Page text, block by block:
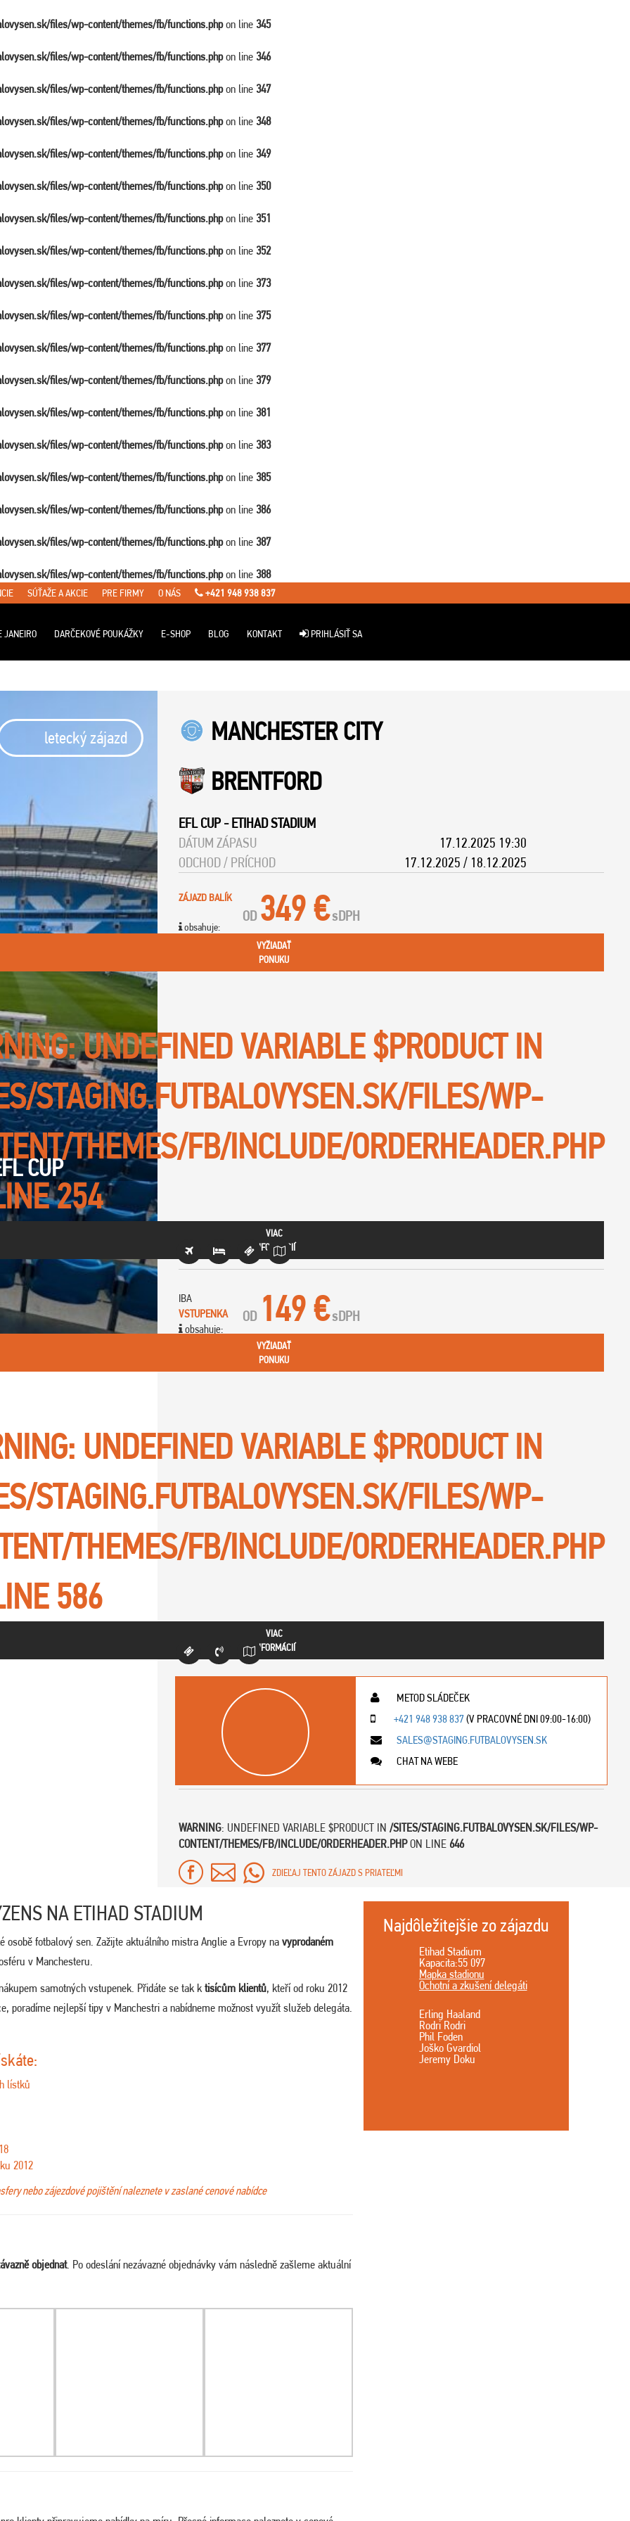
files/wp-content/themes/fb/functions.phpon line 345
files/wp-content/themes/fb/functions.phpon line 346
files/wp-content/themes/fb/functions.phpon line 347
files/wp-content/themes/fb/functions.phpon line 348
files/wp-content/themes/fb/functions.phpon line 349
files/wp-content/themes/fb/functions.phpon line 350
files/wp-content/themes/fb/functions.phpon line 351
files/wp-content/themes/fb/functions.phpon line 352
files/wp-content/themes/fb/functions.phpon line 373
files/wp-content/themes/fb/functions.phpon line 375
files/wp-content/themes/fb/functions.phpon line 377
files/wp-content/themes/fb/functions.phpon line 379
files/wp-content/themes/fb/functions.phpon line 381
files/wp-content/themes/fb/functions.phpon line 383
files/wp-content/themes/fb/functions.phpon line 385
files/wp-content/themes/fb/functions.phpon line 386
files/wp-content/themes/fb/functions.phpon line 387
files/wp-content/themes/fb/functions.phpon line 388
SÚŤAŽE A AKCIE PRE FIRMY O NÁS +421 948 938 837
JANEIRO DARČEKOVÉ POUKÁŽKY E-SHOP BLOG KONTAKT PRIHLÁSIŤ SA
files/wp-content/themes/fb/single-travel.phpon line 7
letecký zájazd
CUP
MANCHESTER CITY
BRENTFORD
EFL CUP-ETIHAD STADIUM
DÁTUM ZÁPASU
17.12.2025 19:30
ODCHOD / PRÍCHOD
17.12.2025 / 18.12.2025
ZÁJAZD BALÍK
obsahuje:
OD 349 € sDPH
VYŽIADAŤ
PONUKU
: UNDEFINED VARIABLE $PRODUCT IN
STAGING.FUTBALOVYSEN.SK/FILES/WP-
THEMES/FB/INCLUDE/ORDERHEADER.PHP
254
VIAC
INFORMÁCIÍ
IBA
VSTUPENKA
obsahuje:
OD 149 € sDPH
VYŽIADAŤ
PONUKU
: UNDEFINED VARIABLE $PRODUCT IN
STAGING.FUTBALOVYSEN.SK/FILES/WP-
THEMES/FB/INCLUDE/ORDERHEADER.PHP
586
VIAC
INFORMÁCIÍ
METOD SLÁDEČEK
+421 948 938 837(V PRACOVNÉ DNI 09:00-16:00)
SALES@STAGING.FUTBALOVYSEN.SK
CHAT NA WEBE
WARNING: UNDEFINED VARIABLE $PRODUCT IN /SITES/STAGING.FUTBALOVYSEN.SK/FILES/WP-
CONTENT/THEMES/FB/INCLUDE/ORDERHEADER.PHPON LINE 646
ZDIEĽAJ TENTO ZÁJAZD S PRIATEĽMI
NA ETIHAD STADIUM
fotbalový sen. Zažijte aktuálního mistra Anglie a Evropy na vyprodaném
v Manchesteru.
samotných vstupenek. Přidáte se tak ktisícům klientů, kteří od roku 2012
poradíme nejlepší tipy v Manchestri a nabídneme možnost využít služeb delegáta.
lístků
2012
nebo zájezdové pojištění naleznete v zaslané cenové nabídce
objednat. Po odeslání nezávazné objednávky vám následně zašleme aktuální
Najdôležitejšie zo zájazdu
Etihad Stadium
Kapacita:55 097
Mapka stadionu
Ochotní a zkušení delegáti
Erling Haaland
Rodri Rodri
Phil Foden
Joško Gvardiol
Jeremy Doku